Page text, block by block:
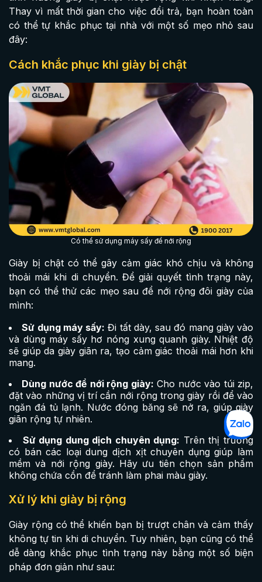
Thay vì mất thời gian cho việc đổi trả, bạn hoàn toàn
có thể tự khắc phục tại nhà với một số mẹo nhỏ sau
đây:
Cách khắc phục khi giày bị chật
Có thể sử dụng máy sấy để nới rộng
Giày bị chật có thể gây cảm giác khó chịu và không
thoải mái khi di chuyển. Để giải quyết tình trạng này,
bạn có thể thử các mẹo sau để nới rộng đôi giày của
mình:
Sử dụng máy sấy: Đi tất dày, sau đó mang giày vào
và dùng máy sấy hơ nóng xung quanh giày. Nhiệt độ
sẽ giúp da giày giãn ra, tạo cảm giác thoải mái hơn khi
mang.
Dùng nước để nới rộng giày: Cho nước vào túi zip,
đặt vào những vị trí cần nới rộng trong giày rồi để vào
ngăn đá tủ lạnh. Nước đóng băng sẽ nở ra, giúp giày
giãn rộng tự nhiên.
Sử dụng dung dịch chuyên dụng: Trên thị trường
có bán các loại dung dịch xịt chuyên dụng giúp làm
mềm và nới rộng giày. Hãy ưu tiên chọn sản phẩm
không chứa cồn để tránh làm phai màu giày.
Xử lý khi giày bị rộng
Giày rộng có thể khiến bạn bị trượt chân và cảm thấy
không tự tin khi di chuyển. Tuy nhiên, bạn cũng có thể
dễ dàng khắc phục tình trạng này bằng một số biện
pháp đơn giản như sau: